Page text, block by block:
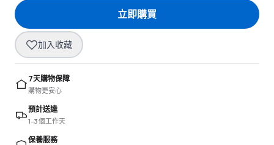
立即購買
加入收藏
7天購物保障
購物更安心
預計送達
1–3 個工作天
保養服務